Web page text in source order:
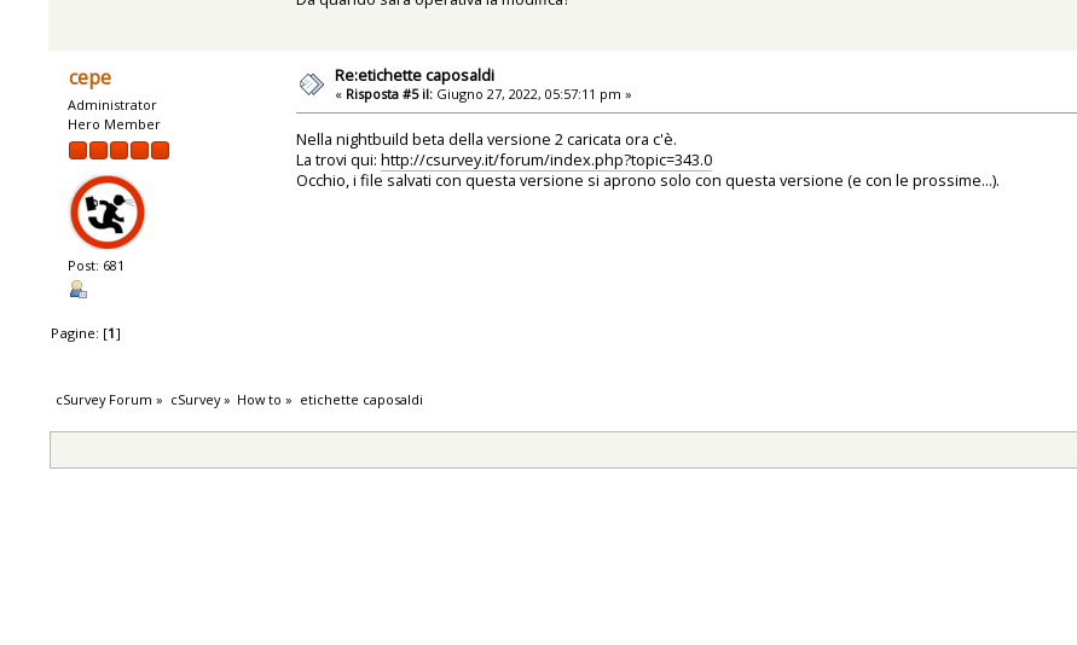
cepe
Administrator
Hero Member
Post: 681
Re:etichette caposaldi
« Risposta #5 il: Giugno 27, 2022, 05:57:11 pm »
Nella nightbuild beta della versione 2 caricata ora c'è.
La trovi qui: http://csurvey.it/forum/index.php?topic=343.0
Occhio, i file salvati con questa versione si aprono solo con questa versione (e con le prossime...).
Pagine: [1]
cSurvey Forum » cSurvey» How to » etichette caposaldi